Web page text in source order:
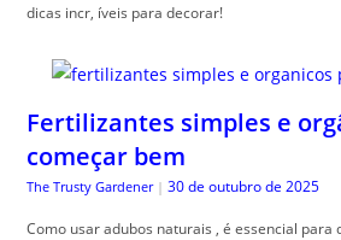
dicas incr, íveis para decorar!
Fertilizantes simples e
começar bem
The Trusty Gardener | 30 de outubro de 2025
Como usar adubos naturais , é essencial